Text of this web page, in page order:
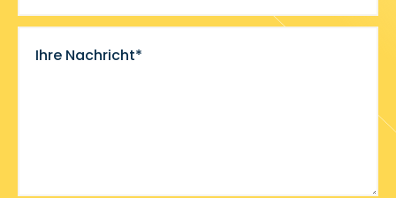
Ihre Nachricht*